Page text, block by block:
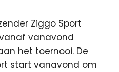
Ziggo Sport
vanavond
het toernooi. De
start vanavond om